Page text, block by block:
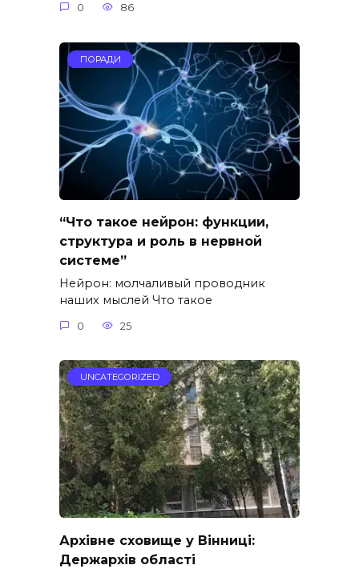
0 86
ПОРАДИ
“Что такое нейрон: функции,
структура и роль в нервной
системе”
Нейрон: молчаливый проводник
наших мыслей Что такое
0 25
UNCATEGORIZED
Архівне сховище у Вінниці:
Держархів області